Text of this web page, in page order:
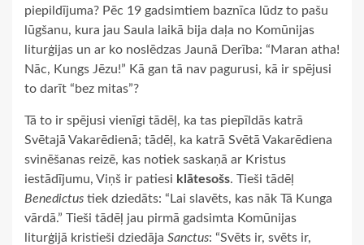
piepildījuma? Pēc 19 gadsimtiem baznīca lūdz to pašu
lūgšanu, kura jau Saula laikā bija daļa no Komūnijas
liturģijas un ar ko noslēdzas Jaunā Derība: “Maran atha!
Nāc, Kungs Jēzu!” Kā gan tā nav pagurusi, kā ir spējusi
to darīt “bez mitas”?
Tā to ir spējusi vienīgi tādēļ, ka tas piepīldās katrā
Svētajā Vakarēdienā; tādēļ, ka katrā Svētā Vakarēdiena
svinēšanas reizē, kas notiek saskaņā ar Kristus
iestādījumu, Viņš ir patiesi klātesošs. Tieši tādēļ
Benedictus tiek dziedāts: “Lai slavēts, kas nāk Tā Kunga
vārdā.” Tieši tādēļ jau pirmā gadsimta Komūnijas
liturģijā kristieši dziedāja Sanctus: “Svēts ir, svēts ir,